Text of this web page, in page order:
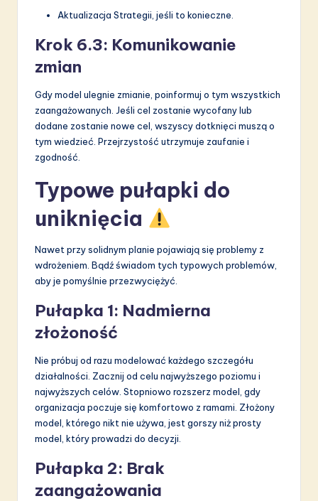
Aktualizacja Strategii, jeśli to konieczne.
Krok 6.3: Komunikowanie
zmian
Gdy model ulegnie zmianie, poinformuj o tym wszystkich
zaangażowanych. Jeśli cel zostanie wycofany lub
dodane zostanie nowe cel, wszyscy dotknięci muszą o
tym wiedzieć. Przejrzystość utrzymuje zaufanie i
zgodność.
Typowe pułapki do
uniknięcia
Nawet przy solidnym planie pojawiają się problemy z
wdrożeniem. Bądź świadom tych typowych problemów,
aby je pomyślnie przezwyciężyć.
Pułapka 1: Nadmierna
złożoność
Nie próbuj od razu modelować każdego szczegółu
działalności. Zacznij od celu najwyższego poziomu i
najwyższych celów. Stopniowo rozszerz model, gdy
organizacja poczuje się komfortowo z ramami. Złożony
model, którego nikt nie używa, jest gorszy niż prosty
model, który prowadzi do decyzji.
Pułapka 2: Brak
zaangażowania